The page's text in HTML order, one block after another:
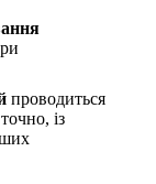
проводиться
із